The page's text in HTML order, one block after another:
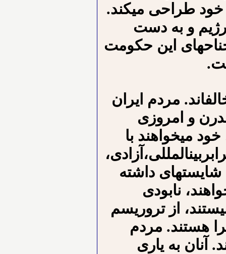
خود طراحی می⁪کند.
رژیم و به دست
این حکومت
مردم ایران
و امروزی
می⁪خواهند با
داشته
نابودی
از تروریسم
هستند. مردم
آنان به یاری